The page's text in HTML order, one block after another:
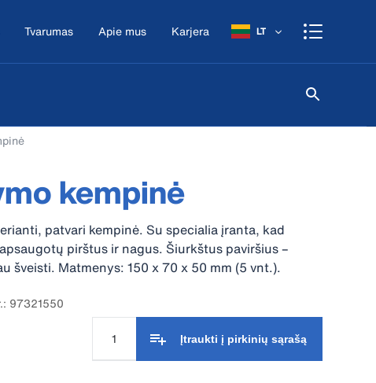
Tvarumas Apie mus Karjera LT
kempinė
patvari kempinė. Su specialia įranta, kad
pirštus ir nagus. Šiurkštus paviršius –
šveisti. Matmenys: 150 x 70 x 50 mm (5 vnt.).
97321550
Įtraukti į pirkinių sąrašą